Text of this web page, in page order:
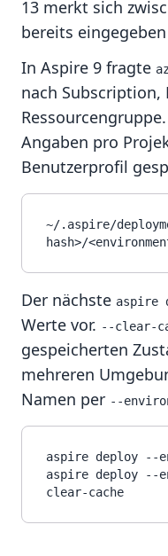
13 merkt sich
bereits
In Aspire 9 fragte
nach Subscription,
Angaben pro
Benutzerprofil
~/.aspire/
Der nächste aspire
Werte vor. --clear-
gespeicherten
mehreren
Namen per --
aspire deploy --
aspire deploy --